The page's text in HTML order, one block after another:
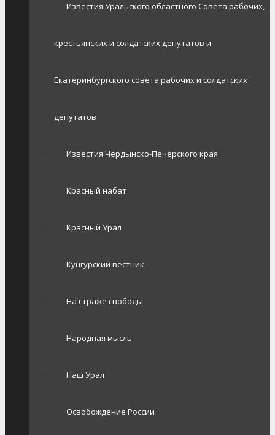
Известия Уральского областного Совета рабочих,
крестьянских и солдатских депутатов и
Екатеринбургского совета рабочих и солдатских
депутатов
Известия Чердынско-Печерского края
Красный набат
Красный Урал
Кунгурский вестник
На страже свободы
Народная мысль
Наш Урал
Освобождение России